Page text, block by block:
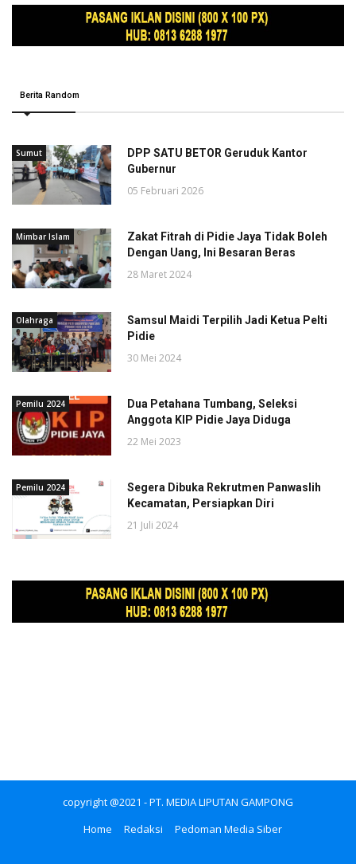
Berita Random
Sumut
DPP SATU BETOR Geruduk Kantor
Gubernur
05 Februari 2026
Mimbar Islam
Zakat Fitrah di Pidie Jaya Tidak Boleh
Dengan Uang, Ini Besaran Beras
28 Maret 2024
Olahraga
Samsul Maidi Terpilih Jadi Ketua Pelti
Pidie
30 Mei 2024
Pemilu 2024
Dua Petahana Tumbang, Seleksi
Anggota KIP Pidie Jaya Diduga
22 Mei 2023
Pemilu 2024
Segera Dibuka Rekrutmen Panwaslih
Kecamatan, Persiapkan Diri
21 Juli 2024
copyright @2021 - PT. MEDIA LIPUTAN GAMPONG
Home
Redaksi Pedoman Media Siber